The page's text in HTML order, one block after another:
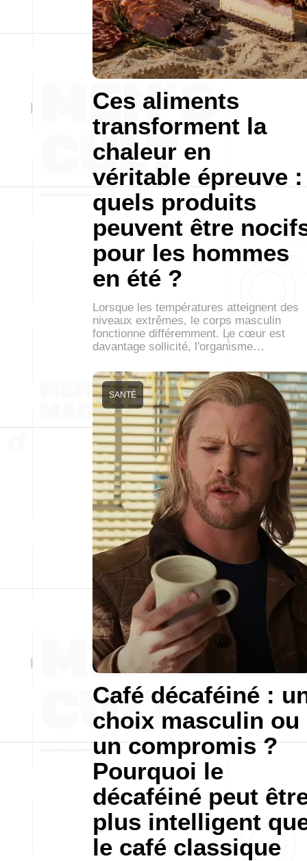
Ces aliments
transforment la
chaleur en
véritable épreuve :
quels produits
peuvent être
pour les hommes
en été ?
Lorsque les températures atteignent des
niveaux extrêmes, le corps masculin
fonctionne différemment. Le cœur est
davantage sollicité, l'organisme…
Café décaféiné :
choix masculin ou
un compromis ?
Pourquoi le
décaféiné peut
plus intelligent
le café classique
SANTÉ